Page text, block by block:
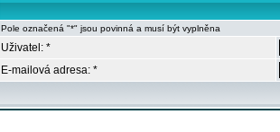
Pole označená "*" jsou povinná a musí být vyplněna
Uživatel: *
E-mailová adresa: *